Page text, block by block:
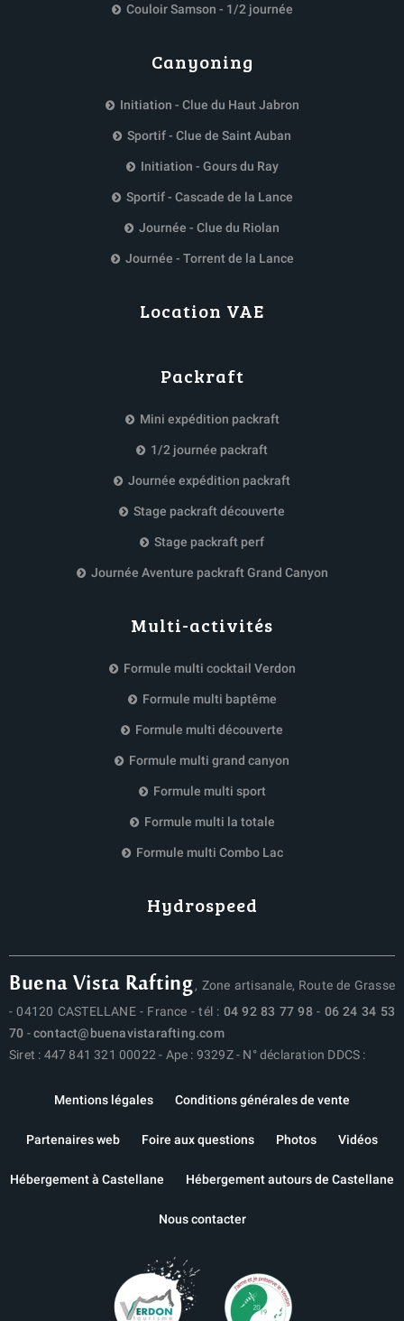
Couloir Samson - 1/2 journée
Hydrospeed
Canyoning
Initiation - Clue du Haut Jabron
Sportif - Clue de Saint Auban
Initiation - Gours du Ray
Sportif - Cascade de la Lance
Journée - Clue du Riolan
Journée - Torrent de la Lance
Location VAE
Packraft
Mini expédition packraft
1/2 journée packraft
Journée expédition packraft
Stage packraft découverte
Stage packraft perf
Journée Aventure packraft Grand Canyon
Multi-activités
Formule multi cocktail Verdon
Formule multi baptême
Formule multi découverte
Formule multi grand canyon
Formule multi sport
Formule multi la totale
Formule multi Combo Lac
Buena Vista Rafting, Zone artisanale, Route de Grasse
- 04120 CASTELLANE - France - tél : 04 92 83 77 98 - 06 24 34 53
70 -contact@buenavistarafting.com
Siret : 447 841 321 00022 - Ape : 9329Z - N° déclaration DDCS :
Mentions légales Conditions générales de vente
Partenaires web Foire aux questions Photos Vidéos
Hébergement à Castellane Hébergement autours de Castellane
Nous contacter